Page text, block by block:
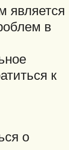
является
в
к
о